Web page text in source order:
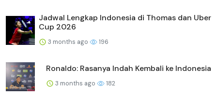
Jadwal Lengkap Indonesia di Thomas dan Uber
Cup 2026
3 months ago 196
Ronaldo: Rasanya Indah Kembali ke Indonesia
3 months ago 182